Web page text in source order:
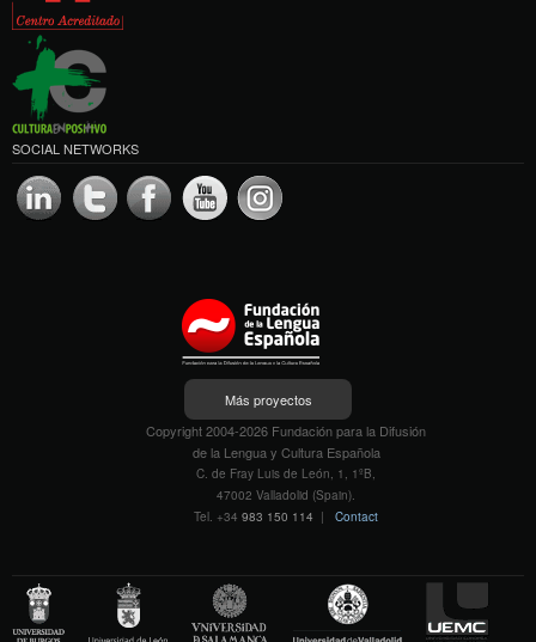
SOCIAL NETWORKS
Más proyectos
Copyright 2004-2026 Fundación para la Difusión
de la Lengua y Cultura Española
C. de Fray Luis de León, 1, 1ºB,
47002 Valladolid (Spain).
Tel. +34 983 150 114 | Contact